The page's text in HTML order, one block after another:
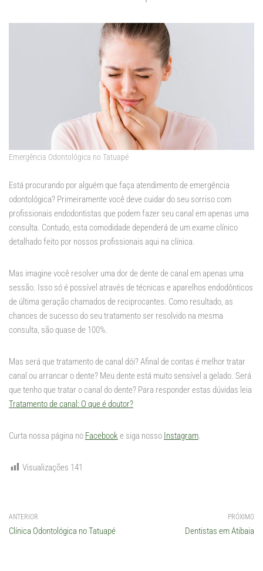
Emergência Odontológica no Tatuapé
Está procurando por alguém que faça atendimento de emergência
odontológica? Primeiramente você deve cuidar do seu sorriso com
profissionais endodontistas que podem fazer seu canal em apenas uma
consulta. Contudo, esta comodidade dependerá de um exame clínico
detalhado feito por nossos profissionais aqui na clínica.
Mas imagine você resolver uma dor de dente de canal em apenas uma
sessão. Isso só é possível através de técnicas e aparelhos endodônticos
de última geração chamados de reciprocantes. Como resultado, as
chances de sucesso do seu tratamento ser resolvido na mesma
consulta, são quase de 100%.
Mas será que tratamento de canal dói? Afinal de contas é melhor tratar
canal ou arrancar o dente? Meu dente está muito sensível a gelado. Será
que tenho que tratar o canal do dente? Para responder estas dúvidas leia
Tratamento de canal: O que é doutor?
Curta nossa página no Facebook e siga nosso Instagram.
Visualizações 141
ANTERIOR
Clínica Odontológica no Tatuapé
PRÓXIMO
Dentistas em Atibaia